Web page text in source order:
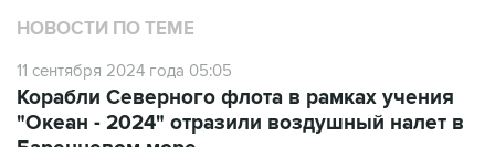
НОВОСТИ ПО ТЕМЕ
11 сентября 2024 года 05:05
Корабли Северного флота в рамках учения
"Океан - 2024" отразили воздушный налет в